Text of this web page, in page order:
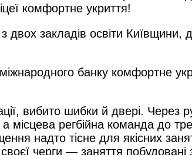
комфортне укриття!
двох закладів освіти
банку комфортне
вибито шибки й двері. Через
місцева регбійна команда до
надто тісне для якісних
черги — заняття